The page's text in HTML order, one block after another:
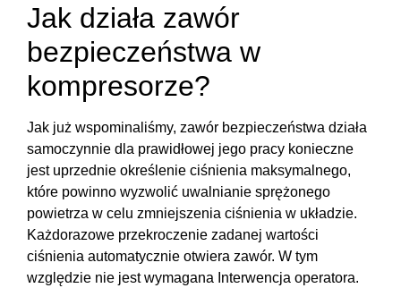
Jak działa zawór
bezpieczeństwa w
kompresorze?
Jak już wspominaliśmy, zawór bezpieczeństwa działa
samoczynnie dla prawidłowej jego pracy konieczne
jest uprzednie określenie ciśnienia maksymalnego,
które powinno wyzwolić uwalnianie sprężonego
powietrza w celu zmniejszenia ciśnienia w układzie.
Każdorazowe przekroczenie zadanej wartości
ciśnienia automatycznie otwiera zawór. W tym
względzie nie jest wymagana Interwencja operatora.